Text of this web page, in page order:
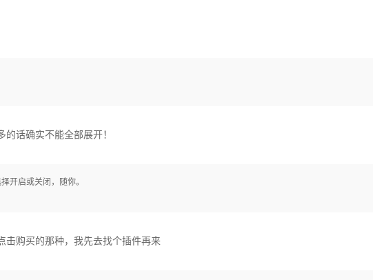
话确实不能全部展开！
开启或关闭，随你。
击购买的那种，我先去找个插件再来